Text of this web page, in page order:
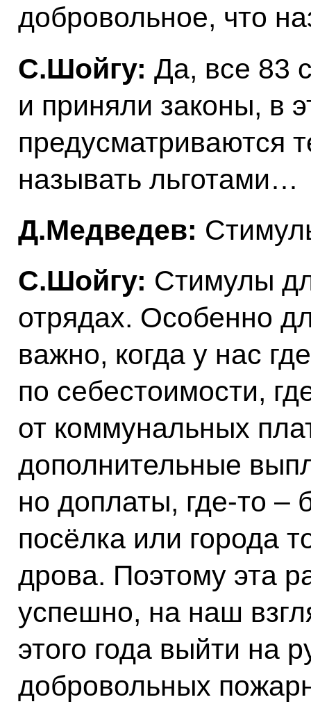
добровольное, что
С.Шойгу: Да, все 83
и приняли законы, в
предусматриваются
называть льготами…
Д.Медведев:
С.Шойгу: Стимулы
отрядах. Особенно
важно, когда у нас
по себестоимости,
от коммунальных
дополнительные
но доплаты, где‑то –
посёлка или города
дрова. Поэтому эта
успешно, на наш
этого года выйти на
добровольных